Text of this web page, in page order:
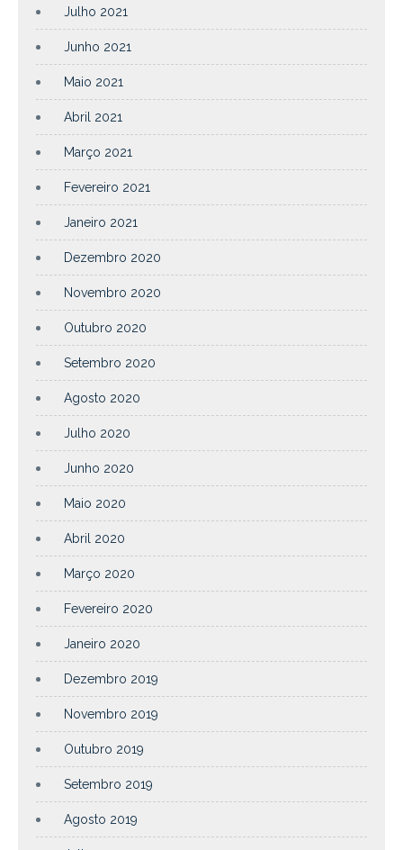
Julho 2021
Junho 2021
Maio 2021
Abril 2021
Março 2021
Fevereiro 2021
Janeiro 2021
Dezembro 2020
Novembro 2020
Outubro 2020
Setembro 2020
Agosto 2020
Julho 2020
Junho 2020
Maio 2020
Abril 2020
Março 2020
Fevereiro 2020
Janeiro 2020
Dezembro 2019
Novembro 2019
Outubro 2019
Setembro 2019
Agosto 2019